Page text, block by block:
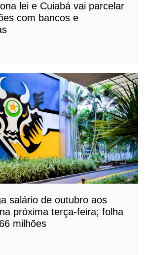
lei e Cuiabá vai parcelar
com bancos e
salário de outubro aos
próxima terça-feira; folha
milhões